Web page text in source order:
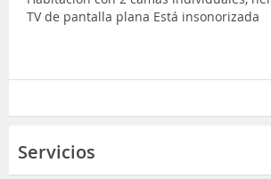
TV de pantalla plana Está insonorizada
Servicios